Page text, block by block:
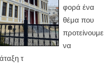
φορά ένα
θέμα που
προτείνουμε
να
τ